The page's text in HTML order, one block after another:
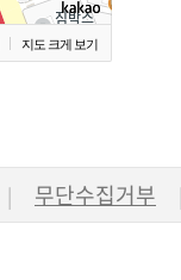
지도 크게 보기
| 무단수집거부